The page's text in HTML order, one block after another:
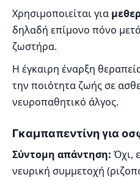
Χρησιμοποιείται για
δηλαδή επίμονο πόνο
ζωστήρα.
Η έγκαιρη έναρξη
την ποιότητα ζωής σε
νευροπαθητικό άλγος.
Γκαμπαπεντίνη για
Σύντομη απάντηση: Όχι,
νευρική συμμετοχή